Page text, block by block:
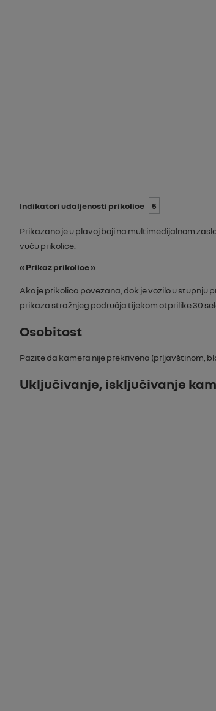
Indikatori udaljenosti prikolice 5
Prikazano je u plavoj boji na multimedijalnom
vuču prikolice.
«Prikaz prikolice»
Ako je prikolica povezana, dok je vozilo u stupnju
prikaza stražnjeg područja tijekom otprilike 30
Osobitost
Pazite da kamera nije prekrivena (prljavštinom,
Uključivanje, isključivanje